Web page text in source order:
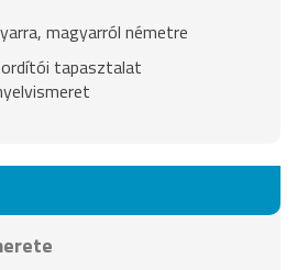
magyarról németre
tapasztalat